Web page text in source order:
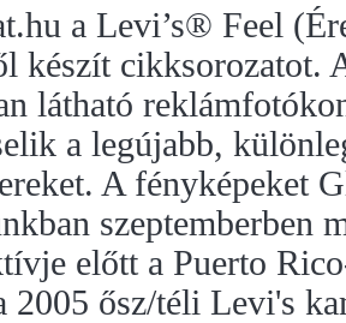
a Levi’s® Feel
készít cikksorozatot.
látható
a legújabb,
A fényképeket
szeptemberben
előtt a Puerto
2005 ősz/téli Levi's